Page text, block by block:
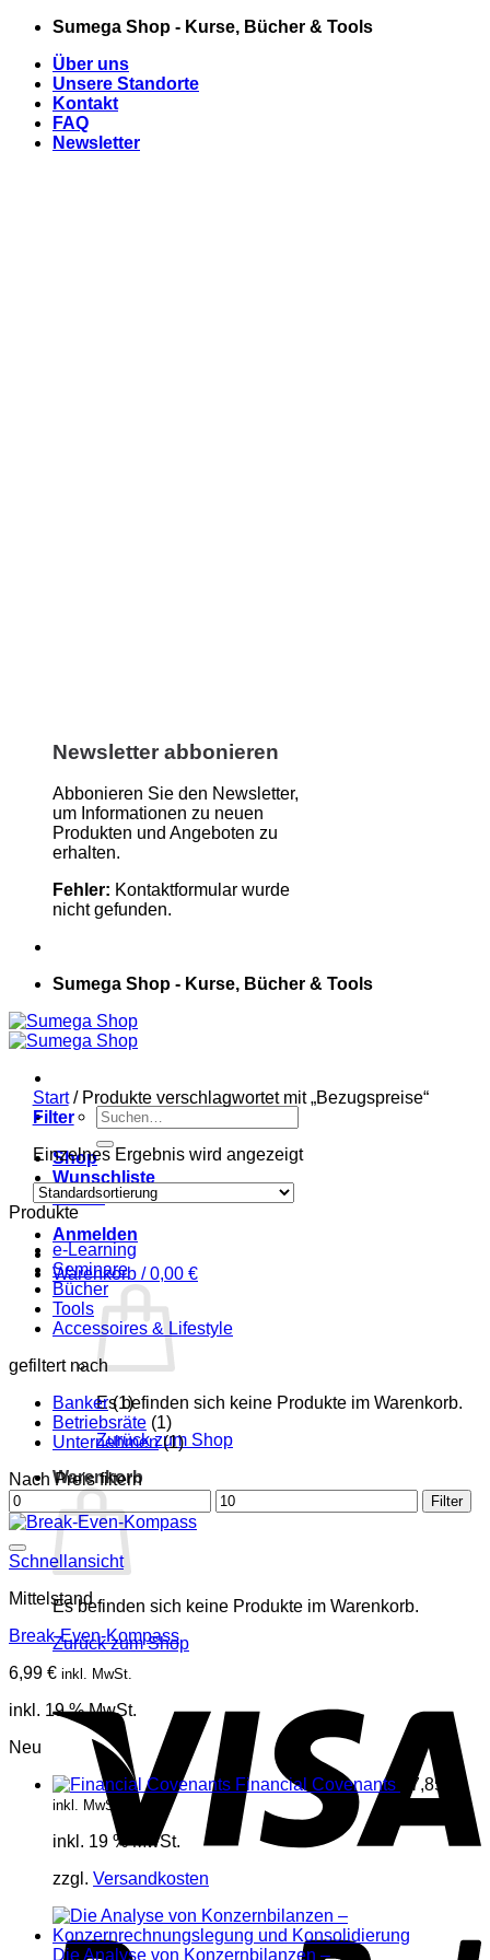
Zum
springen
Sumega Shop - Kurse, Bücher & Tools
Über uns
Unsere Standorte
Kontakt
FAQ
Newsletter
Newsletter abbonieren
Abbonieren Sie den Newsletter,
um Informationen zu neuen
Produkten und Angeboten zu
erhalten.
Fehler: Kontaktformular wurde
nicht gefunden.
Sumega Shop - Kurse, Bücher & Tools
Suchen
nach:
Shop
Wunschliste
Kasse
Anmelden
Warenkorb /0,00 €
Es befinden sich keine Produkte im Warenkorb.
Zurück zum Shop
Warenkorb
Es befinden sich keine Produkte im Warenkorb.
Zurück zum Shop
Start /Produkte verschlagwortet mit „Bezugspreise“
Filter
Einzelnes Ergebnis wird angezeigt
Produkte
e-Learning
Seminare
Bücher
Tools
Accessoires & Lifestyle
gefiltert nach
Banker (1)
Betriebsräte (1)
Unternehmen (1)
Nach Preis filtern
Min.
Preis
Max.
Preis
Filter
Schnellansicht
Mittelstand
Break-Even-Kompass
6,99 € inkl. MwSt.
inkl. 19 % MwSt.
Neu
Financial Covenants
17,85
inkl. MwSt.
inkl. 19 % MwSt.
zzgl. Versandkosten
Die Analyse von Konzernbilanzen –